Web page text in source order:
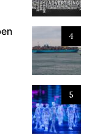
4
5